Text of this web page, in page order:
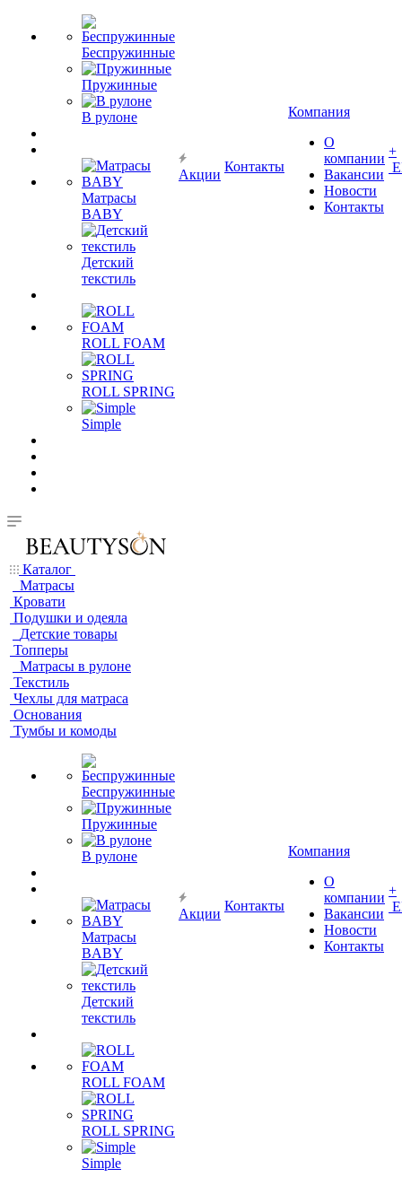
Беспружинные
Пружинные
В рулоне
Матрасы
BABY
Детский
текстиль
ROLL FOAM
ROLL SPRING
Simple
Акции
Контакты
Компания
О
компании
Вакансии
Новости
Контакты
+
Каталог
Матрасы
Кровати
Подушки и одеяла
Детские товары
Топперы
Матрасы в рулоне
Текстиль
Чехлы для матраса
Основания
Тумбы и комоды
Беспружинные
Пружинные
В рулоне
Матрасы
BABY
Детский
текстиль
ROLL FOAM
ROLL SPRING
Simple
Акции
Контакты
Компания
О
компании
Вакансии
Новости
Контакты
+